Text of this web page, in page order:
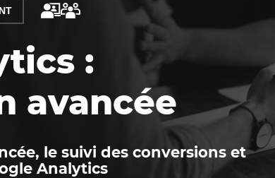
:
avancée
le suivi des conversions et
Analytics